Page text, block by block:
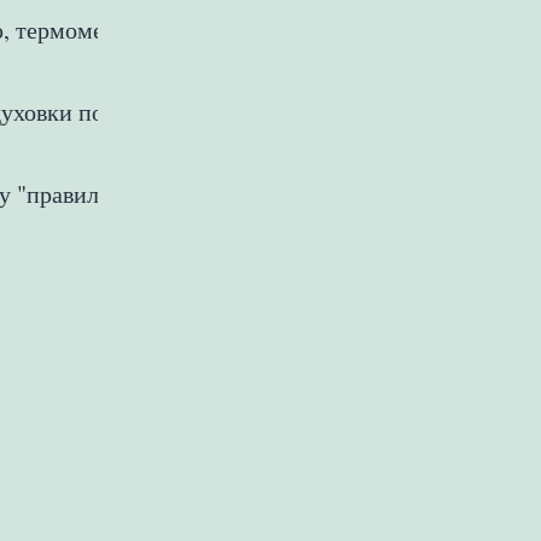
термометр дома отсуствовал, и тушится до
полчаса держу. На мой взгляд так
рецепта не существует. Чтоб